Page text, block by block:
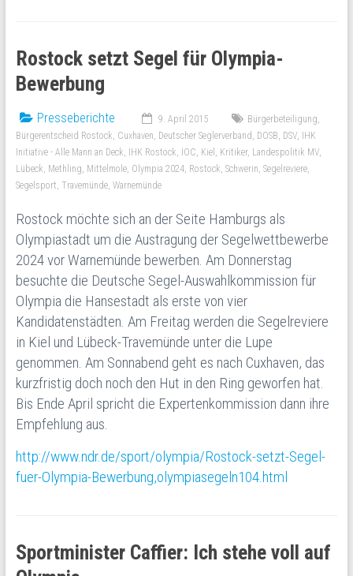
Rostock setzt Segel für Olympia-
Bewerbung
Presseberichte 9. April 2015 Bürgerbeteiligung,
Bürgerentscheid Rostock, Cuxhaven, Deutscher Seglerverband , DOSB, DSV,
IHK
Initiative - Alle Mann an Deck, IHK Rostock, IOC, Kiel , Kritiker, Landespolitik MV,
Lübeck, Methling, Mittelmole, Olympia 2024, Rostock, Schwerin, Segelreviere,
Segelsport, Travemünde, Warnemünde
Rostock möchte sich an der Seite Hamburgs als
Olympiastadt um die Austragung der Segelwettbewerbe
2024 vor Warnemünde bewerben. Am Donnerstag
besuchte die Deutsche Segel-Auswahlkommission für
Olympia die Hansestadt als erste von vier
Kandidatenstädten. Am Freitag werden die Segelreviere
in Kiel und Lübeck-Travemünde unter die Lupe
genommen. Am Sonnabend geht es nach Cuxhaven, das
kurzfristig doch noch den Hut in den Ring geworfen hat.
Bis Ende April spricht die Expertenkommission dann ihre
Empfehlung aus.
http://www.ndr.de/sport/olympia/Rostock-setzt-Segel-
fuer-Olympia-Bewerbung,olympiasegeln104.html
Sportminister Caffier: Ich stehe voll auf